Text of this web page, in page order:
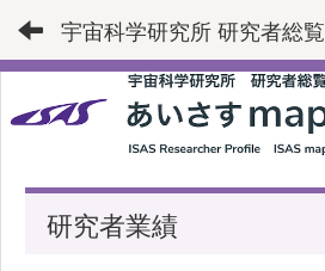
宇宙科学研究所 研究者総覧
研究者業績